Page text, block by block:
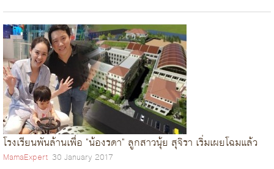
โรงเรียนพันล้านเพื่อ "น้องรดา" ลูกสาวนุ้ย สุจิรา เริ่มเผยโฉมแล้ว
MamaExpert 30 January 2017